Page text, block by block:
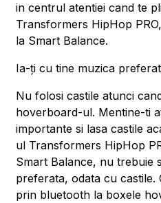
in centrul atentiei cand te
Transformers HipHop
la Smart Balance.
Ia-ți cu tine muzica
Nu folosi castile atunci
hoverboard-ul. Mentine-ti
importante si lasa castile
ul Transformers HipHop
Smart Balance, nu trebuie
preferata, odata cu
prin bluetooth la boxele